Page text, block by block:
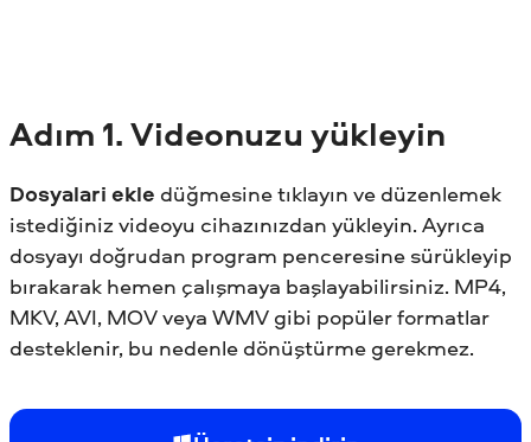
Adım 1. Videonuzu yükleyin
Dosyalari ekle düğmesine tıklayın ve düzenlemek
istediğiniz videoyu cihazınızdan yükleyin. Ayrıca
dosyayı doğrudan program penceresine sürükleyip
bırakarak hemen çalışmaya başlayabilirsiniz. MP4,
MKV, AVI, MOV veya WMV gibi popüler formatlar
desteklenir, bu nedenle dönüştürme gerekmez.